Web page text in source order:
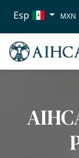
Esp MXN
EUR